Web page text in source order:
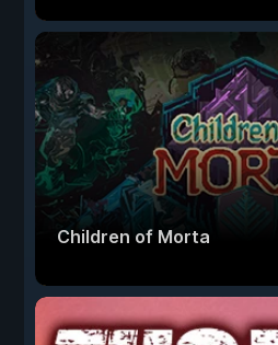
Children of Morta